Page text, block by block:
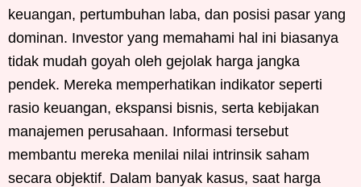
keuangan, pertumbuhan laba, dan posisi pasar yang
dominan. Investor yang memahami hal ini biasanya
tidak mudah goyah oleh gejolak harga jangka
pendek. Mereka memperhatikan indikator seperti
rasio keuangan, ekspansi bisnis, serta kebijakan
manajemen perusahaan. Informasi tersebut
membantu mereka menilai nilai intrinsik saham
secara objektif. Dalam banyak kasus, saat harga